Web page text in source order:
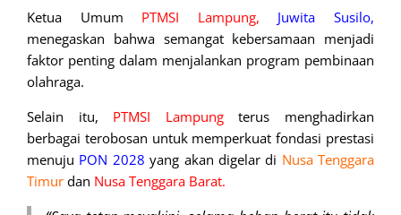
Ketua Umum PTMSI Lampung,
Juwita Susilo,
menegaskan bahwa semangat kebersamaan menjadi
faktor penting dalam menjalankan program pembinaan
olahraga.
Selain itu, PTMSI Lampungterus menghadirkan
berbagai terobosan untuk memperkuat fondasi prestasi
menuju PON 2028 yang akan digelar di Nusa Tenggara
Timur dan Nusa Tenggara Barat.